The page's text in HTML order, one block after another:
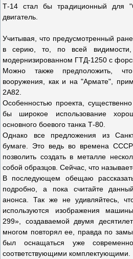
Т-14 стал бы традиционный для
двигатель.
Учитывая, что предусмотренный
в серию, то, по всей
модернизированном ГТД-1250 с
Можно также предположить,
вооружения, как и на "Армате",
2А82.
Особенностью проекта,
бы широкое использование
основного боевого танка Т-80.
Однако все предложения из
бумаге. Это ведь во времена СССР
позволить создать в металле
собой образцов. Сейчас, что
В последующем обещаю
подробно, а пока считайте
анонса. Так же не удивляйтесь,
используются изображения
299», создаваемой двумя
многом повторял ее, правда по
был оснащаться уже
соответствующими комплектующими.